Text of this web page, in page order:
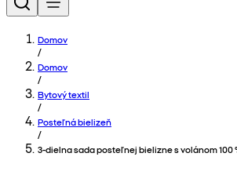
Domov
/
Domov
/
Bytový textil
/
Posteľná bielizeň
/
3‑dielna sada posteľnej bielizne s volánom 100